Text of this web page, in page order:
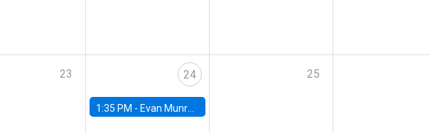
23 24
1:35 PM - Evan Munro, Neyman Visiting Assistant Professor in the Department of Statistics at UC Berkeley
25